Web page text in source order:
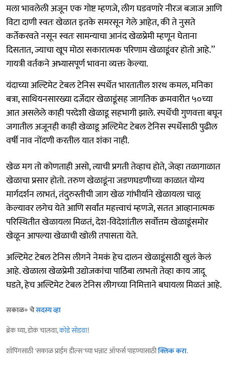
मला भावलेली अजून एक गोष्ट म्हणजे, लीग घडवणारे नीरज बजाज आणि
विटा दाणी स्वतः खेळात इतके समरसून गेले आहेत, की ते नुसते
कर्तेकरवते नसून स्वतः सामन्याचा आनंद खेळप्रेमी म्हणून घेताना
दिसतात, ज्याचा खूप मोठा सकारात्मक परिणाम खेळाडूंवर होतो आहे.’’
गायत्री वर्तकने अभ्यासपूर्ण भावना व्यक्त केल्या.
यंदाच्या अल्टिमेट टेबल टेनिस स्पर्धेत भारतातील शरथ कमल, मनिका
बत्रा, साथियनसारख्या दर्जेदार खेळाडूंसह जागतिक क्रमवारीत ५०च्या
आत असलेले काही परदेशी खेळाडू सहभागी झाले. स्पर्धेची गुणवत्ता बघून
जगातील अजूनही काही खेळाडू अल्टिमेट टेबल टेनिस स्पर्धेसाठी पुढील
वर्षी नाव नोंदणी करतील यात शंका नाही.
खेळ मग तो कोणताही असो, त्याची प्रगती तेव्हाच होते, जेव्हा तळागाळात
खेळाचा प्रसार होतो. तरुण खेळाडूंना जडणघडणीच्या काळात योग्य
मार्गदर्शन लाभतं, तंदुरुस्तीची जाग खेळ गांभीर्याने खेळायला चालू
केल्यावर लगेच येते आणि सर्वांत महत्त्वाचं म्हणजे, सतत आव्हानात्मक
परिस्थितीत खेळायला मिळतं, देश-विदेशांतील सर्वोत्तम खेळाडूंसमोर
खेळून आपल्या खेळाची खोली तपासता येते.
अल्टिमेट टेबल टेनिस लीगने नेमकं हेच दालन खेळाडूंसाठी खुलं केलं
आहे. खेळाला खेळप्रेमी उद्योजकांचा पाठिंबा लाभतो तेव्हा काय जादू
घडते, हेच अल्टिमेट टेबल टेनिस लीगच्या निमित्ताने बघायला मिळतं आहे.
सकाळ+ चेसदस्य व्हा
ब्रेक घ्या, डोकं चालवा,कोडे सोडवा!
शॉपिंगसाठी 'सकाळ प्राईम डील्स'च्या भन्नाट ऑफर्स पाहण्यासाठीक्लिक करा.